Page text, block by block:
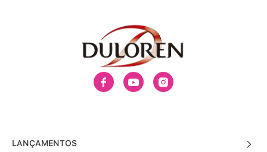
LANÇAMENTOS